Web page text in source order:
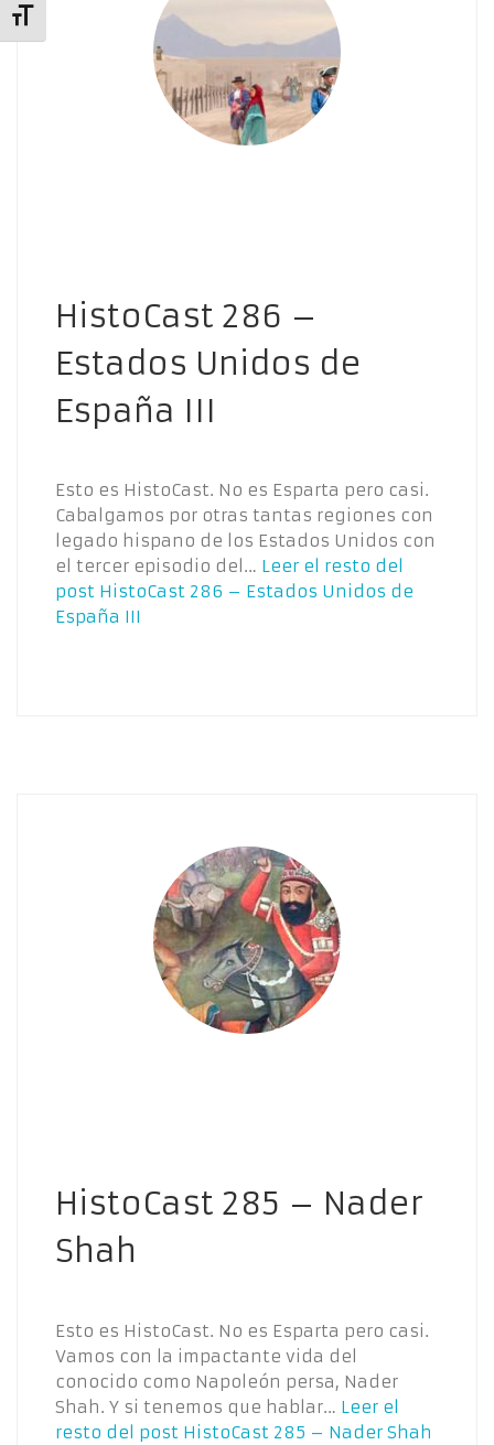
Alternar tamaño de letra
HistoCast 286 –
Estados Unidos de
España III
Esto es HistoCast. No es Esparta pero casi.
Cabalgamos por otras tantas regiones con
legado hispano de los Estados Unidos con
el tercer episodio del… Leer el resto del
post HistoCast 286 – Estados Unidos de
España III
HistoCast 285 – Nader
Shah
Esto es HistoCast. No es Esparta pero casi.
Vamos con la impactante vida del
conocido como Napoleón persa, Nader
Shah. Y si tenemos que hablar… Leer el
resto del post HistoCast 285 – Nader Shah